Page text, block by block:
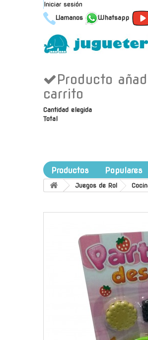
Iniciar sesión
Llamanos
Whatsapp
Producto
carrito
Cantidad elegida
Total
Productos Populares
Juegos de Rol